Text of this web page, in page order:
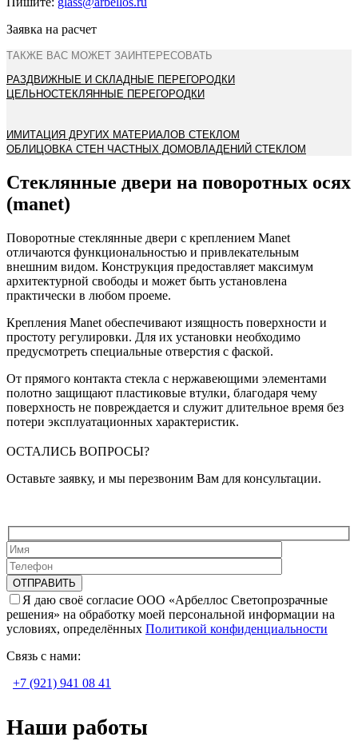
Заявка на расчет
ТАКЖЕ ВАС МОЖЕТ ЗАИНТЕРЕСОВАТЬ
РАЗДВИЖНЫЕ И СКЛАДНЫЕ ПЕРЕГОРОДКИ
ЦЕЛЬНОСТЕКЛЯННЫЕ ПЕРЕГОРОДКИ
ИМИТАЦИЯ ДРУГИХ МАТЕРИАЛОВ СТЕКЛОМ
ОБЛИЦОВКА СТЕН ЧАСТНЫХ ДОМОВЛАДЕНИЙ СТЕКЛОМ
Стеклянные двери на поворотных осях
(manet)
Поворотные стеклянные двери с креплением Manet
отличаются функциональностью и привлекательным
внешним видом. Конструкция предоставляет максимум
архитектурной свободы и может быть установлена
практически в любом проеме.
Крепления Manet обеспечивают изящность поверхности и
простоту регулировки. Для их установки необходимо
предусмотреть специальные отверстия с фаской.
От прямого контакта стекла с нержавеющими элементами
полотно защищают пластиковые втулки, благодаря чему
поверхность не повреждается и служит длительное время без
потери эксплуатационных характеристик.
ОСТАЛИСЬ ВОПРОСЫ?
Оставьте заявку, и мы перезвоним Вам для консультации.
Я даю своё согласие ООО «Арбеллос Светопрозрачные
решения» на обработку моей персональной информации на
условиях, определённых Политикой конфиденциальности
Связь с нами:
+7 (921) 941 08 41
Наши работы